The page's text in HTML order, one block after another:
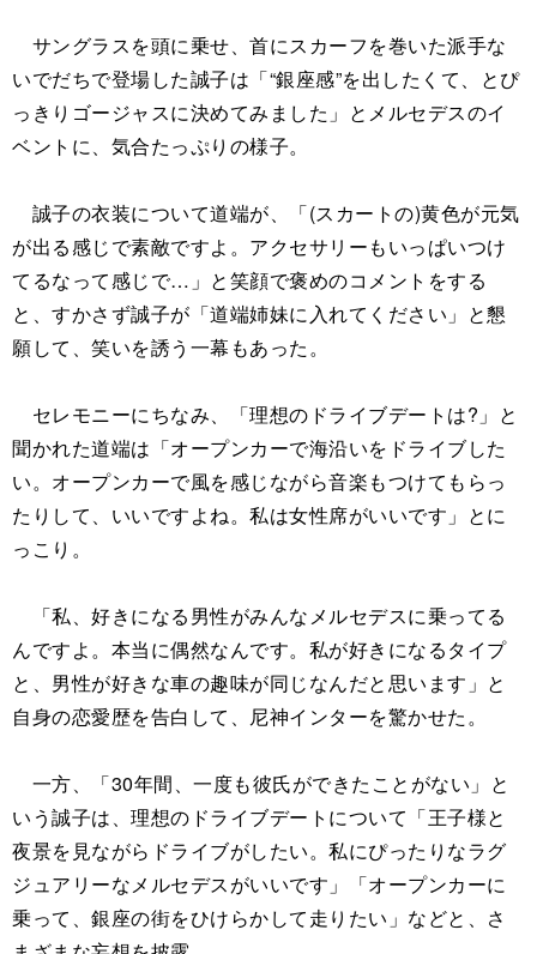
サングラスを頭に乗せ、首にスカーフを巻いた派手な
いでだちで登場した誠子は「“銀座感”を出したくて、とぴ
っきりゴージャスに決めてみました」とメルセデスのイ
ベントに、気合たっぷりの様子。
誠子の衣装について道端が、「(スカートの)黄色が元気
が出る感じで素敵ですよ。アクセサリーもいっぱいつけ
てるなって感じで…」と笑顔で褒めのコメントをする
と、すかさず誠子が「道端姉妹に入れてください」と懇
願して、笑いを誘う一幕もあった。
セレモニーにちなみ、「理想のドライブデートは?」と
聞かれた道端は「オープンカーで海沿いをドライブした
い。オープンカーで風を感じながら音楽もつけてもらっ
たりして、いいですよね。私は女性席がいいです」とに
っこり。
「私、好きになる男性がみんなメルセデスに乗ってる
んですよ。本当に偶然なんです。私が好きになるタイプ
と、男性が好きな車の趣味が同じなんだと思います」と
自身の恋愛歴を告白して、尼神インターを驚かせた。
一方、「30年間、一度も彼氏ができたことがない」と
いう誠子は、理想のドライブデートについて「王子様と
夜景を見ながらドライブがしたい。私にぴったりなラグ
ジュアリーなメルセデスがいいです」「オープンカーに
乗って、銀座の街をひけらかして走りたい」などと、さ